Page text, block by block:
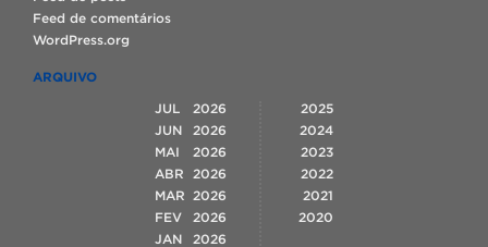
Feed de comentários
WordPress.org
ARQUIVO
JUL
2026
JUN
2026
MAI
2026
ABR
2026
MAR
2026
FEV
2026
JAN
2026
2025
2024
2023
2022
2021
2020